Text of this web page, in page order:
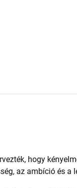
hogy
az ambíció és a